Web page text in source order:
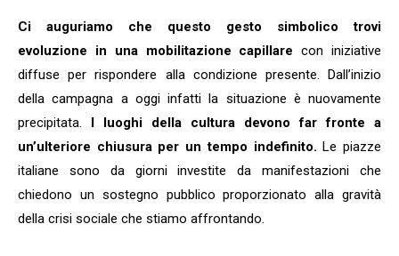
Ci auguriamo che questo gesto simbolico trovi
evoluzione in una mobilitazione capillare con iniziative
diffuse per rispondere alla condizione presente. Dall’inizio
della campagna a oggi infatti la situazione è nuovamente
precipitata. I luoghi della cultura devono far fronte a
un’ulteriore chiusura per un tempo indefinito. Le piazze
italiane sono da giorni investite da manifestazioni che
chiedono un sostegno pubblico proporzionato alla gravità
della crisi sociale che stiamo affrontando.